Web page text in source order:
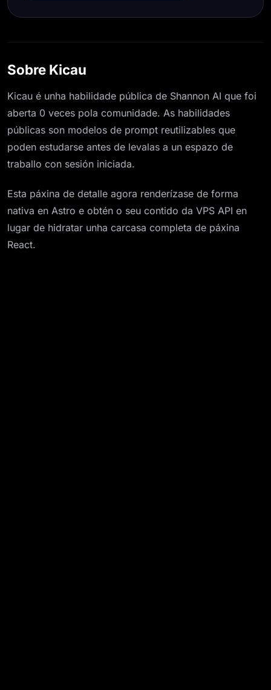
Sobre Kicau
Kicau é unha habilidade pública de Shannon AI que foi
aberta 0 veces pola comunidade. As habilidades
públicas son modelos de prompt reutilizables que
poden estudarse antes de levalas a un espazo de
traballo con sesión iniciada.
Esta páxina de detalle agora renderízase de forma
nativa en Astro e obtén o seu contido da VPS API en
lugar de hidratar unha carcasa completa de páxina
React.